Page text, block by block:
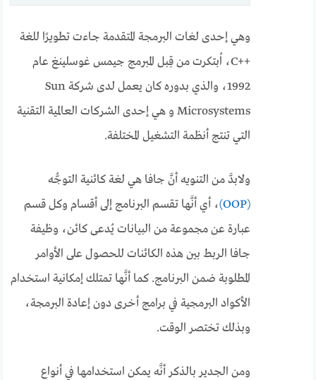
وهي إحدى لغات البرمجة المتقدمة جاءت تطويرًا للغة
++C، اُبتكرت من قِبل المبرمج جيمس غوسلينغ عام
1992، والذي بدوره كان يعمل لدى شركة Sun
Microsystems و هي إحدى الشركات العالمية التقنية
التي تنتج أنظمة التشغيل المختلفة.
ولابدَّ من التنويه أنَّ جافا هي لغة كائنية التوجُّه
(OOP)
، أي أنَّها تقسم البرنامج إلى أقسام وكل قسم
عبارة عن مجموعة من البيانات يُدعى كائن، وظيفة
جافا الربط بين هذه الكائنات للحصول على الأوامر
المطلوبة ضمن البرنامج. كما أنَّها تمتلك إمكانية استخدام
الأكواد البرمجية في برامج أخرى دون إعادة البرمجة،
وبذلك تختصر الوقت.
ومن الجدير بالذكر أنَّه يمكن استخدامها في أنواع